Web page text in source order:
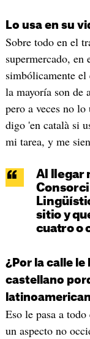
Lo usa en su
Sobre todo en el
supermercado,
simbólicamente
la mayoría son de
pero a veces no
digo 'en català si
mi tarea, y me
Al llegar
sitio y
cuatro o
¿Por la calle
castellano
Eso le pasa a
un aspecto no